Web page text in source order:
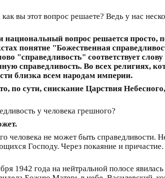
вы этот вопрос решаете? Ведь у нас
вопрос решается просто,
понятие "Божественная
"справедливость" соответствует
справедливость. Во всех религиях,
близка всем народам империи.
по сути, снискание Царствия
у человека грешного?
человека не может быть справедливости.
Господу. Через покаяние и
1942 года на нейтральной полосе